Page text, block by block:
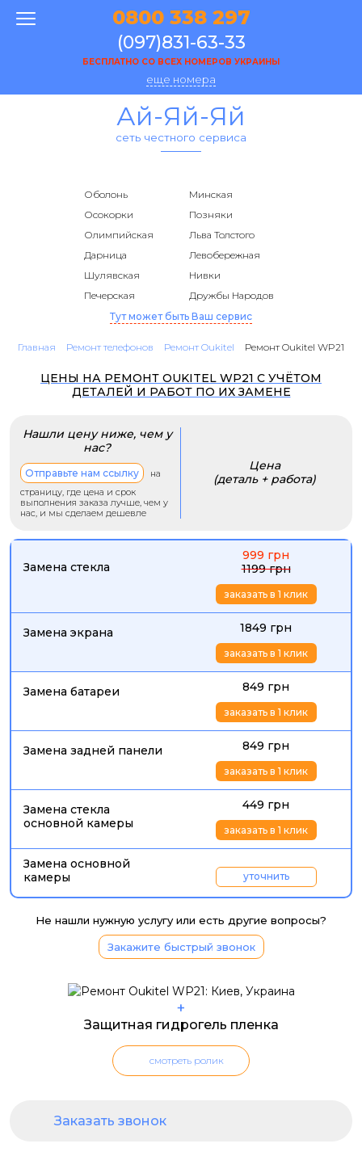
0800 338 297
(097)831-63-33
БЕСПЛАТНО СО ВСЕХ НОМЕРОВ УКРАИНЫ
еще номера
Ай-Яй-Яй
сеть честного сервиса
Оболонь
Минская
Осокорки
Позняки
Олимпийская
Льва Толстого
Дарница
Левобережная
Шулявская
Нивки
Печерская
Дружбы Народов
Тут может быть Ваш сервис
Главная Ремонт телефонов Ремонт Oukitel Ремонт Oukitel WP21
ЦЕНЫ НА РЕМОНТ OUKITEL WP21 С УЧЁТОМ
ДЕТАЛЕЙ И РАБОТ ПО ИХ ЗАМЕНЕ
Нашли цену ниже, чем у
нас?
Отправьте нам ссылку
на
страницу, где цена и срок
выполнения заказа лучше, чем у
нас, и мы сделаем дешевле
Цена
(деталь + работа)
Замена стекла
999 грн
1199 грн
заказать в 1 клик
Замена экрана 1849 грн
заказать в 1 клик
Замена батареи 849 грн
заказать в 1 клик
Замена задней панели 849 грн
заказать в 1 клик
Замена стекла
основной камеры
449 грн
заказать в 1 клик
Замена основной
камеры
уточнить
Не нашли нужную услугу или есть другие вопросы?
Закажите быстрый звонок
+
Защитная гидрогель пленка
смотреть ролик
Заказать звонок